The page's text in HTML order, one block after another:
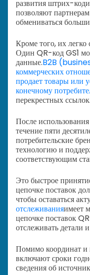
развития штрих-
позволяют
обмениваться
Кроме того, их
Один QR-код GS1
данные.B2B
коммерческих
продает товары или
конечному
перекрестных ссылок.
После
течение пяти
потребительские
технологию и
соответствующим
Это быстрое
цепочке поставок
чтобы оставаться
отслеживанияимеет
цепочке поставок
отслеживать детали
Помимо координат и
включают сроки
сведения об